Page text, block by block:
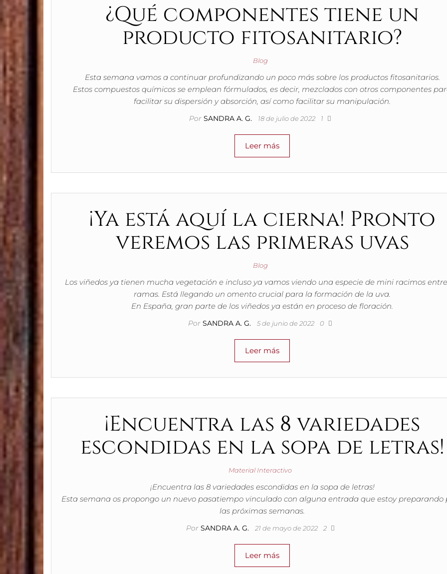
¿Qué componentes tiene un
producto fitosanitario?
Blog
Esta semana vamos a continuar profundizando un poco más sobre los productos fitosanitarios.
Estos compuestos químicos se emplean fórmulados, es decir, mezclados con otros componentes
facilitar su dispersión y absorción, así como facilitar su manipulación.
Por SANDRA A. G. 18 de julio de 2022 1
Leer más
¡Ya está aquí la cierna! Pronto
veremos las primeras uvas
Blog
Los viñedos ya tienen mucha vegetación e incluso ya vamos viendo una especie de mini racimos
ramas. Está llegando un omento crucial para la formación de la uva.
En España, gran parte de los viñedos ya están en proceso de floración.
Por SANDRA A. G. 5 de junio de 2022 0
Leer más
¡Encuentra las 8 variedades
escondidas en la sopa de letras!
Material Interactivo
¡Encuentra las 8 variedades escondidas en la sopa de letras!
Esta semana os propongo un nuevo pasatiempo vinculado con alguna entrada que estoy preparando
las próximas semanas.
Por SANDRA A. G. 21 de mayo de 2022 2
Leer más